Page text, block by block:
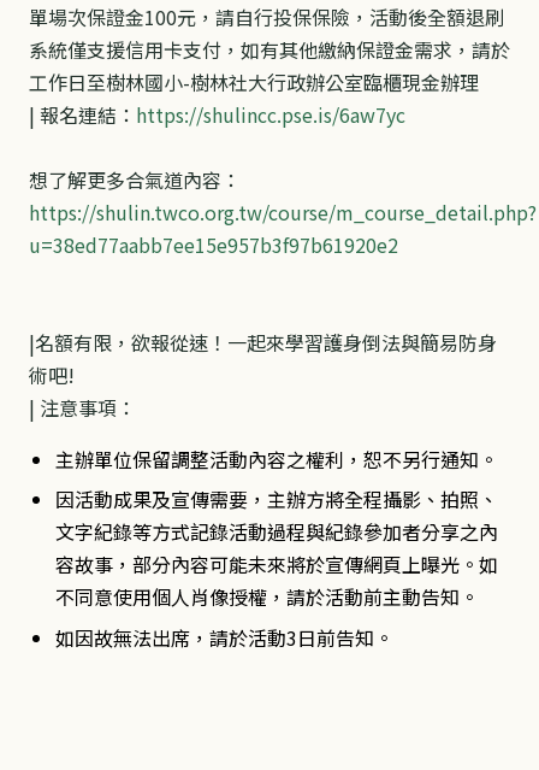
單場次保證金100元，請自行投保保險，活動後全額退刷
系統僅支援信用卡支付，如有其他繳納保證金需求，請於
工作日至樹林國小-樹林社大行政辦公室臨櫃現金辦理
| 報名連結 ： https://shulincc.pse.is/6aw7yc
想了解更多合氣道內容：
https://shulin.twco.org.tw/course/m_course_detail.php?
u=38ed77aabb7ee15e957b3f97b61920e2
|名額有限，欲報從速！一起來學習護身倒法與簡易防身
術吧!
| 注意事項：
主辦單位保留調整活動內容之權利，恕不另行通知。
因活動成果及宣傳需要，主辦方將全程攝影、拍照、
文字紀錄等方式記錄活動過程與紀錄參加者分享之內
容故事，部分內容可能未來將於宣傳網頁上曝光。如
不同意使用個人肖像授權，請於活動前主動告知。
如因故無法出席，請於活動3日前告知。